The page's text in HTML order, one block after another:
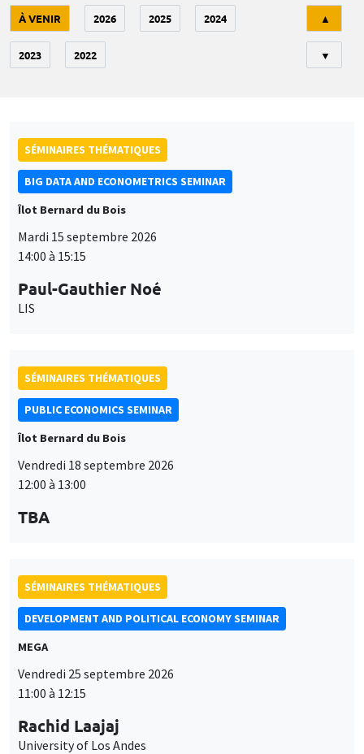
À VENIR 2026 2025 2024
2023 2022
▲
▼
SÉMINAIRES THÉMATIQUES
BIG DATA AND ECONOMETRICS SEMINAR
Îlot Bernard du Bois
Mardi 15 septembre 2026
14:00 à 15:15
Paul-Gauthier Noé
LIS
SÉMINAIRES THÉMATIQUES
PUBLIC ECONOMICS SEMINAR
Îlot Bernard du Bois
Vendredi 18 septembre 2026
12:00 à 13:00
TBA
SÉMINAIRES THÉMATIQUES
DEVELOPMENT AND POLITICAL ECONOMY SEMINAR
MEGA
Vendredi 25 septembre 2026
11:00 à 12:15
Rachid Laajaj
University of Los Andes